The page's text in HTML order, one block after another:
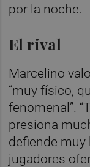
por la noche.
El rival
Marcelino
“muy físico,
fenomenal”.
presiona
defiende muy
jugadores